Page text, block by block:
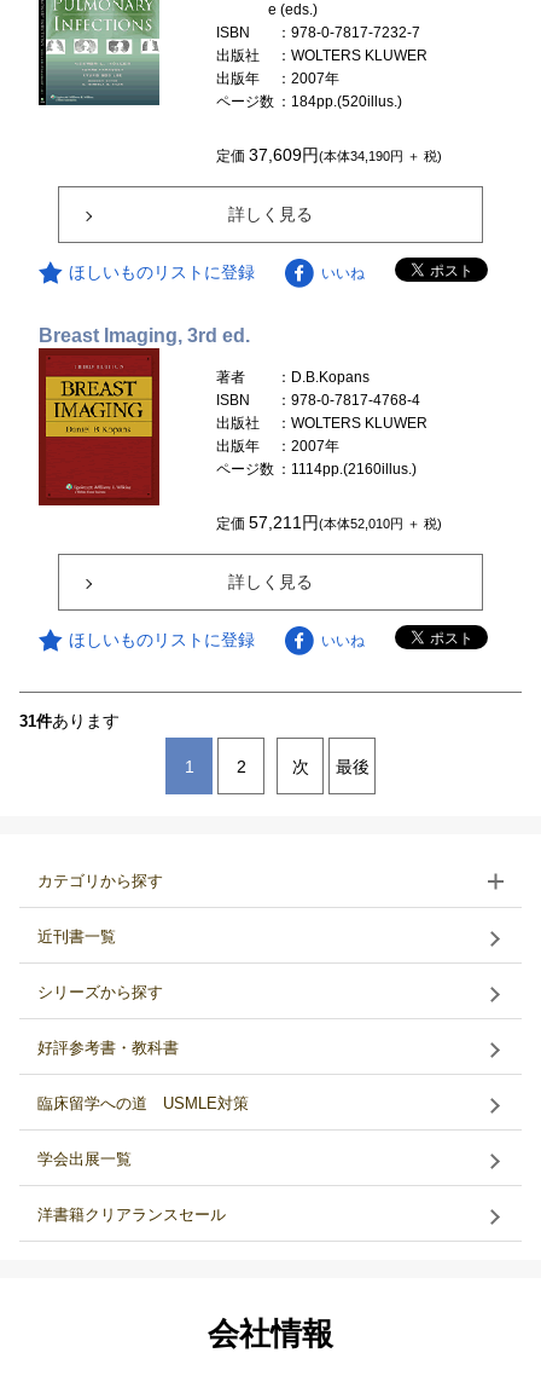
e (eds.)
ISBN
：978-0-7817-7232-7
出版社
：WOLTERS KLUWER
出版年
：2007年
ページ数 ：184pp.(520illus.)
定価37,609円(本体34,190円 ＋ 税)
詳しく見る
ほしいものリストに登録 いいね
Breast Imaging, 3rd ed.
著者
：D.B.Kopans
ISBN
：978-0-7817-4768-4
出版社
：WOLTERS KLUWER
出版年
：2007年
ページ数 ：1114pp.(2160illus.)
定価57,211円(本体52,010円 ＋ 税)
詳しく見る
ほしいものリストに登録 いいね
31件あります
1 2 次 最後
カテゴリから探す
近刊書一覧
シリーズから探す
好評参考書・教科書
臨床留学への道 USMLE対策
学会出展一覧
洋書籍クリアランスセール
会社情報